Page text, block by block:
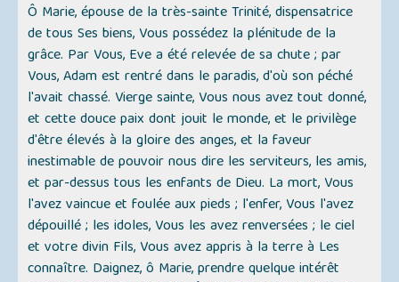
Ô Marie, épouse de la très-sainte Trinité, dispensatrice
de tous Ses biens, Vous possédez la plénitude de la
grâce. Par Vous, Eve a été relevée de sa chute ; par
Vous, Adam est rentré dans le paradis, d'où son péché
l'avait chassé. Vierge sainte, Vous nous avez tout donné,
et cette douce paix dont jouit le monde, et le privilège
d'être élevés à la gloire des anges, et la faveur
inestimable de pouvoir nous dire les serviteurs, les amis,
et par-dessus tous les enfants de Dieu. La mort, Vous
l'avez vaincue et foulée aux pieds ; l'enfer, Vous l'avez
dépouillé ; les idoles, Vous les avez renversées ; le ciel
et votre divin Fils, Vous avez appris à la terre à Les
connaître. Daignez, ô Marie, prendre quelque intérêt